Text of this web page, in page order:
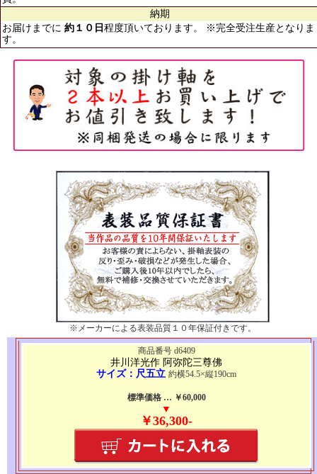
納期
お届けまでに 約１０日 程度頂いております。 ※完全受注生産となりま
す。
※メーカーによる表装品質１０年保証付きです。
商品番号 d6409
井川洋光作 阿弥陀三尊佛
サイズ：尺五立 約横54.5×縦190cm
標準価格 … ￥60,000
▼
￥36,300-